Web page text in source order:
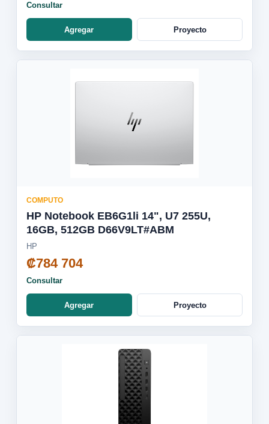
Consultar
Agregar Proyecto
COMPUTO
HP Notebook EB6G1li 14", U7 255U,
16GB, 512GB D66V9LT#ABM
HP
₡784 704
Consultar
Agregar Proyecto